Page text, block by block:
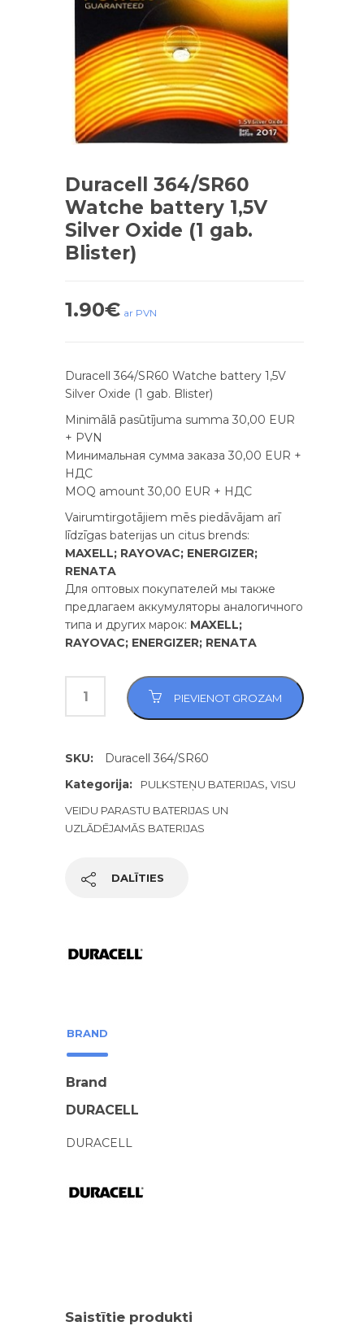
Duracell 364/SR60
Watche battery 1,5V
Silver Oxide (1 gab.
Blister)
1.90€ ar PVN
Duracell 364/SR60 Watche battery 1,5V
Silver Oxide (1 gab. Blister)
Minimālā pasūtījuma summa 30,00 EUR
+ PVN
Минимальная сумма заказа 30,00 EUR +
НДС
MOQ amount 30,00 EUR + НДС
Vairumtirgotājiem mēs piedāvājam arī
līdzīgas baterijas un citus brends:
MAXELL; RAYOVAC; ENERGIZER;
RENATA
Для оптовых покупателей мы также
предлагаем аккумуляторы аналогичного
типа и других марок: MAXELL;
RAYOVAC; ENERGIZER; RENATA
PIEVIENOT GROZAM
SKU:
Duracell 364/SR60
Kategorija:
PULKSTEŅU BATERIJAS, VISU
VEIDU PARASTU BATERIJAS UN
UZLĀDĒJAMĀS BATERIJAS
DALĪTIES
BRAND
Brand
DURACELL
DURACELL
Saistītie produkti